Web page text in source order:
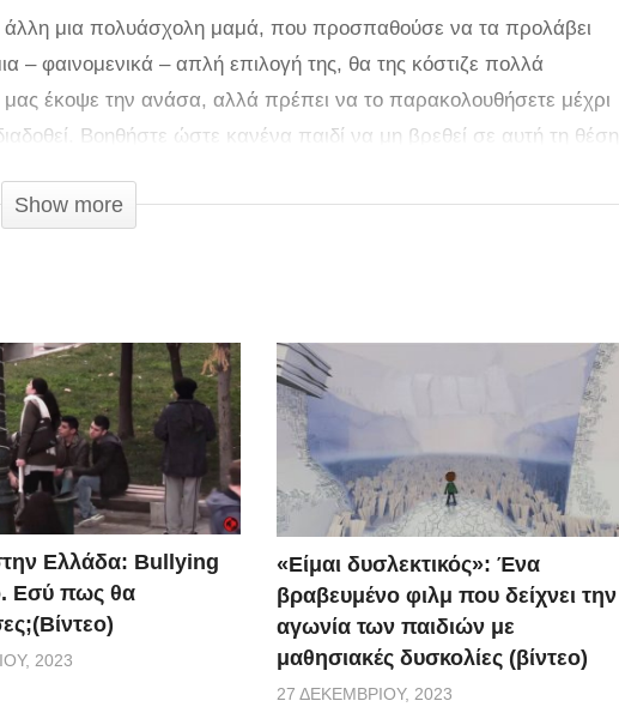
μια πολυάσχολη μαμά, που προσπαθούσε να τα προλάβει
– φαινομενικά – απλή επιλογή της, θα της κόστιζε πολλά
έκοψε την ανάσα, αλλά πρέπει να το παρακολουθήσετε μέχρι
Βοηθήστε ώστε κανένα παιδί να μη βρεθεί σε αυτή τη θέση
Show more
Ελλάδα: Bullying
Εσύ πως θα
2023
«Είμαι δυσλεκτικός»: Ένα
βραβευμένο φιλμ που δείχνει την
αγωνία των παιδιών με
μαθησιακές δυσκολίες (βίντεο)
27 ΔΕΚΕΜΒΡΊΟΥ, 2023